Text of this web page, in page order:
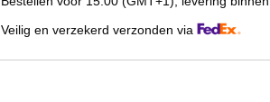
Veilig en verzekerd verzonden via